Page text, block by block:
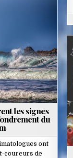
les signes
du
ont
coureurs de